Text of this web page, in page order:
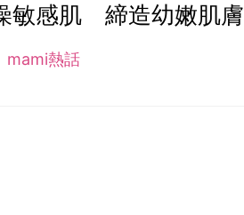
敏感肌 締造幼嫩肌膚
mami熱話